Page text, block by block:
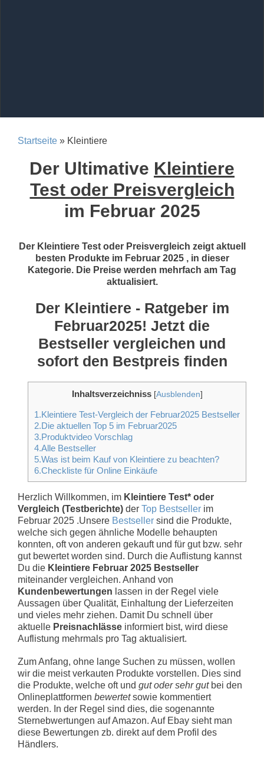
Startseite » Kleintiere
Der Ultimative Kleintiere
Test oder Preisvergleich
im Februar 2025
Der Kleintiere Test oder Preisvergleich zeigt aktuell
besten Produkte im Februar 2025 , in dieser
Kategorie. Die Preise werden mehrfach am Tag
aktualisiert.
Der Kleintiere - Ratgeber im
Februar2025! Jetzt die
Bestseller vergleichen und
sofort den Bestpreis finden
Inhaltsverzeichniss [Ausblenden]
1.Kleintiere Test-Vergleich der Februar2025 Bestseller
2.Die aktuellen Top 5 im Februar2025
3.Produktvideo Vorschlag
4.Alle Bestseller
5.Was ist beim Kauf von Kleintiere zu beachten?
6.Checkliste für Online Einkäufe
Herzlich Willkommen, im Kleintiere Test* oder
Vergleich (Testberichte) der Top Bestseller im
Februar 2025 .Unsere Bestseller sind die Produkte,
welche sich gegen ähnliche Modelle behaupten
konnten, oft von anderen gekauft und für gut bzw. sehr
gut bewertet worden sind. Durch die Auflistung kannst
Du die Kleintiere Februar 2025 Bestseller
miteinander vergleichen. Anhand von
Kundenbewertungen lassen in der Regel viele
Aussagen über Qualität, Einhaltung der Lieferzeiten
und vieles mehr ziehen. Damit Du schnell über
aktuelle Preisnachlässe informiert bist, wird diese
Auflistung mehrmals pro Tag aktualisiert.
Zum Anfang, ohne lange Suchen zu müssen, wollen
wir die meist verkauten Produkte vorstellen. Dies sind
die Produkte, welche oft und gut oder sehr gutbei den
Onlineplattformen bewertetsowie kommentiert
werden. In der Regel sind dies, die sogenannte
Sternebwertungen auf Amazon. Auf Ebay sieht man
diese Bewertungen zb. direkt auf dem Profil des
Händlers.